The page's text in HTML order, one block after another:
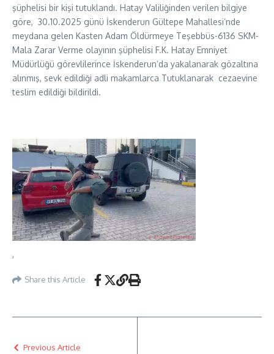
şüphelisi bir kişi tutuklandı. Hatay Valiliğinden verilen bilgiye
göre, 30.10.2025 günü İskenderun Gültepe Mahallesi’nde
meydana gelen Kasten Adam Öldürmeye Teşebbüs-6136 SKM-
Mala Zarar Verme olayının şüphelisi F.K. Hatay Emniyet
Müdürlüğü görevlilerince İskenderun’da yakalanarak gözaltına
alınmış, sevk edildiği adli makamlarca Tutuklanarak cezaevine
teslim edildiği bildirildi.
,
Share this Article
Previous Article